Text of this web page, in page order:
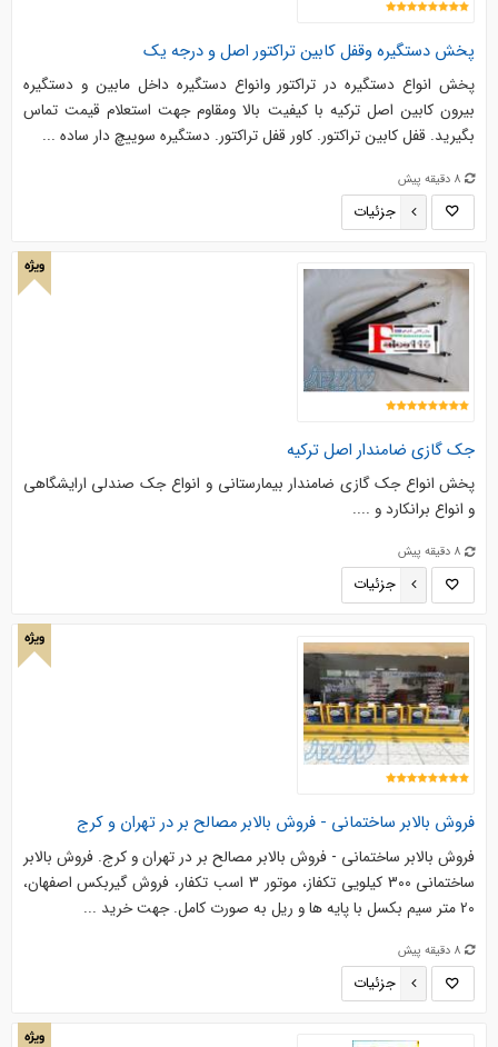
پخش دستگیره وقفل کابین تراکتور اصل و درجه یک
پخش انواع دستگیره در تراکتور وانواع دستگیره داخل مابین و دستگیره
بیرون کابین اصل ترکیه با کیفیت بالا ومقاوم جهت استعلام قیمت تماس
بگیرید. قفل کابین تراکتور. کاور قفل تراکتور. دستگیره سوییچ دار ساده ...
8 دقیقه پیش
جزئیات
ویژه
جک گازی ضامندار اصل ترکیه
پخش انواع جک گازی ضامندار بیمارستانی و انواع جک صندلی ارایشگاهی
و انواع برانکارد و ....
8 دقیقه پیش
جزئیات
ویژه
فروش بالابر ساختمانی - فروش بالابر مصالح بر در تهران و کرج
فروش بالابر ساختمانی - فروش بالابر مصالح بر در تهران و کرج. فروش بالابر
ساختمانی 300 کیلویی تکفاز، موتور 3 اسب تکفار، فروش گیربکس اصفهان،
20 متر سیم بکسل با پایه ها و ریل به صورت کامل. جهت خرید ...
8 دقیقه پیش
جزئیات
ویژه